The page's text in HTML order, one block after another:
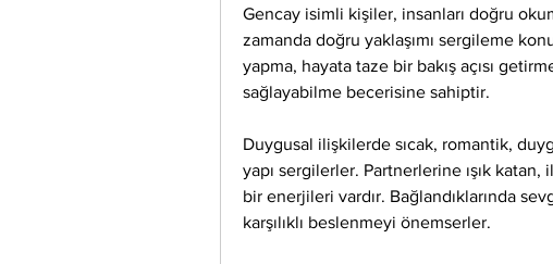
Gencay isimli kişiler, insanları doğru
zamanda doğru yaklaşımı sergileme
yapma, hayata taze bir bakış açısı
sağlayabilme becerisine sahiptir.
Duygusal ilişkilerde sıcak, romantik,
yapı sergilerler. Partnerlerine ışık
bir enerjileri vardır. Bağlandıklarında
karşılıklı beslenmeyi önemserler.